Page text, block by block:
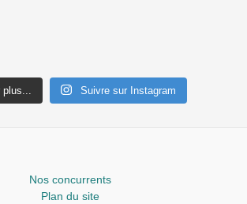
Suivre sur Instagram
Nos concurrents
Plan du site